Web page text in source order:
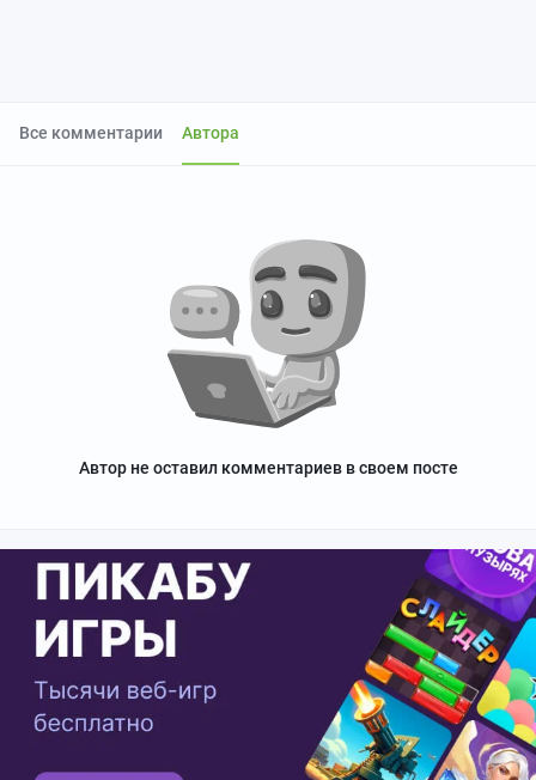
Все комментарии Автора
Автор не оставил комментариев в своем посте